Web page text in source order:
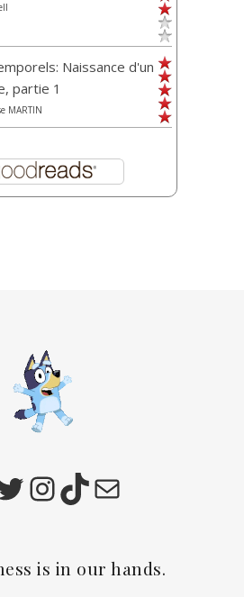
Naissance d'un
partie 1
MARTIN
Instagram
TikTokE-mail
is in our hands.